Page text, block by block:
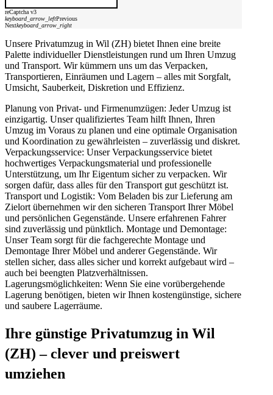
reCaptcha v3
keyboard_arrow_leftPrevious
Nextkeyboard_arrow_right
Unsere Privatumzug in Wil (ZH) bietet Ihnen eine breite
Palette individueller Dienstleistungen rund um Ihren Umzug
und Transport. Wir kümmern uns um das Verpacken,
Transportieren, Einräumen und Lagern – alles mit Sorgfalt,
Umsicht, Sauberkeit, Diskretion und Effizienz.
Planung von Privat- und Firmenumzügen: Jeder Umzug ist
einzigartig. Unser qualifiziertes Team hilft Ihnen, Ihren
Umzug im Voraus zu planen und eine optimale Organisation
und Koordination zu gewährleisten – zuverlässig und diskret.
Verpackungsservice: Unser Verpackungsservice bietet
hochwertiges Verpackungsmaterial und professionelle
Unterstützung, um Ihr Eigentum sicher zu verpacken. Wir
sorgen dafür, dass alles für den Transport gut geschützt ist.
Transport und Logistik: Vom Beladen bis zur Lieferung am
Zielort übernehmen wir den sicheren Transport Ihrer Möbel
und persönlichen Gegenstände. Unsere erfahrenen Fahrer
sind zuverlässig und pünktlich. Montage und Demontage:
Unser Team sorgt für die fachgerechte Montage und
Demontage Ihrer Möbel und anderer Gegenstände. Wir
stellen sicher, dass alles sicher und korrekt aufgebaut wird –
auch bei beengten Platzverhältnissen.
Lagerungsmöglichkeiten: Wenn Sie eine vorübergehende
Lagerung benötigen, bieten wir Ihnen kostengünstige, sichere
und saubere Lagerräume.
Ihre günstige Privatumzug in Wil
(ZH) – clever und preiswert
umziehen